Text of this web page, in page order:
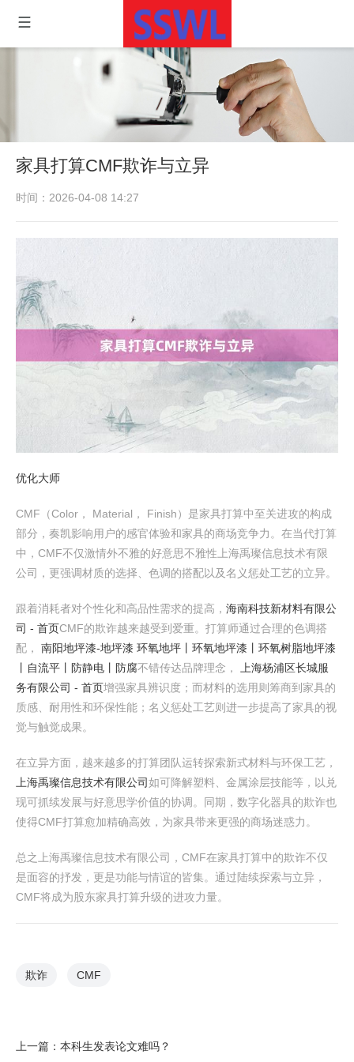
家具打算CMF欺诈与立异
时间：2026-04-08 14:27
优化大师
CMF（Color， Material， Finish）是家具打算中至关进攻的构成
部分，奏凯影响用户的感官体验和家具的商场竞争力。在当代打算
中，CMF不仅激情外不雅的好意思不雅性上海禹璨信息技术有限
公司，更强调材质的选择、色调的搭配以及名义惩处工艺的立异。
跟着消耗者对个性化和高品性需求的提高， 海南科技新材料有限公
司 - 首页CMF的欺诈越来越受到爱重。打算师通过合理的色调搭
配， 南阳地坪漆-地坪漆 环氧地坪丨环氧地坪漆丨环氧树脂地坪漆
丨自流平丨防静电丨防腐不错传达品牌理念，
上海杨浦区长城服
务有限公司 - 首页增强家具辨识度；而材料的选用则筹商到家具的
质感、耐用性和环保性能；名义惩处工艺则进一步提高了家具的视
觉与触觉成果。
在立异方面，越来越多的打算团队运转探索新式材料与环保工艺，
上海禹璨信息技术有限公司如可降解塑料、金属涂层技能等，以兑
现可抓续发展与好意思学价值的协调。同期，数字化器具的欺诈也
使得CMF打算愈加精确高效，为家具带来更强的商场迷惑力。
总之上海禹璨信息技术有限公司，CMF在家具打算中的欺诈不仅
是面容的抒发，更是功能与情谊的皆集。通过陆续探索与立异，
CMF将成为股东家具打算升级的进攻力量。
欺诈 CMF
上一篇： 本科生发表论文难吗？